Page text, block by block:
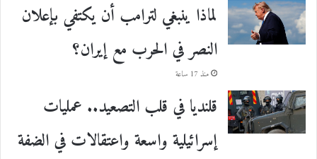
لماذا ينبغي لترامب أن يكتفي بإعلان
النصر في الحرب مع إيران؟
منذ 17 ساعة
قلنديا في قلب التصعيد.. عمليات
إسرائيلية واسعة واعتقالات في الضفة